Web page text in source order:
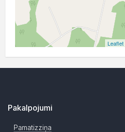
Leaflet
Pakalpojumi
Pamatizziņa